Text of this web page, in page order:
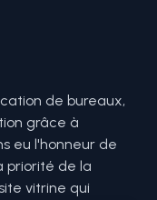
de bureaux,
grâce à
eu l'honneur de
priorité de la
vitrine qui